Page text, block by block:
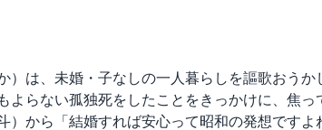
）は、未婚・子なしの一人暮らしを謳歌おう
よらない孤独死をしたことをきっかけに、焦
）から「結婚すれば安心って昭和の発想ですよ